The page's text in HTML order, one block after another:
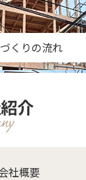
くりの流れ
介
社概要